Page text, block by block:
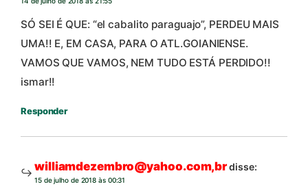
SÓ SEI É QUE: “el cabalito paraguajo”, PERDEU MAIS
UMA!! E, EM CASA, PARA O ATL.GOIANIENSE.
VAMOS QUE VAMOS, NEM TUDO ESTÁ PERDIDO!!
ismar!!
Responder
williamdezembro@yahoo.com,brdisse:
15 de julho de 2018 às 00:31